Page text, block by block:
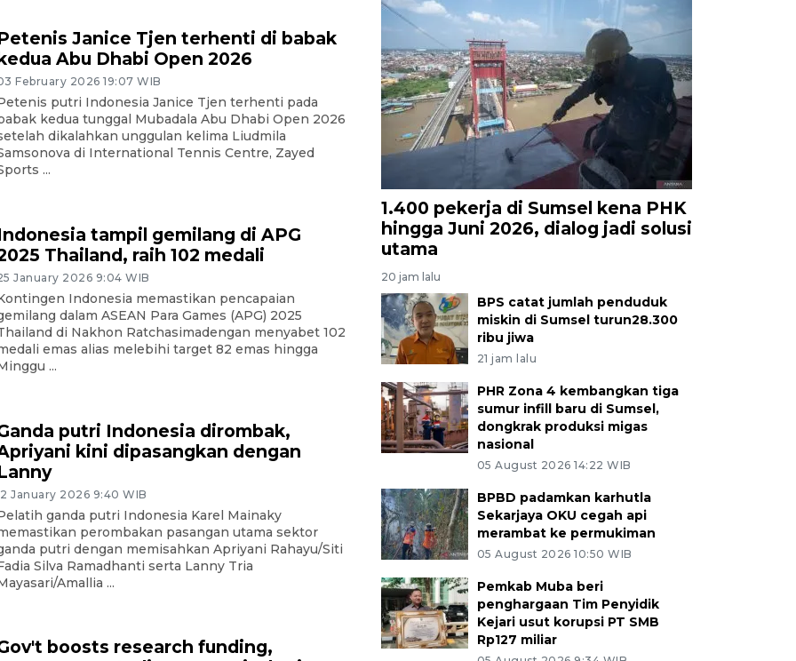
Janice Tjen terhenti di babak
Abu Dhabi Open 2026
February 2026 19:07 WIB
putri Indonesia Janice Tjen terhenti pada
kedua tunggal Mubadala Abu Dhabi Open 2026
dikalahkan unggulan kelima Liudmila
di International Tennis Centre, Zayed
...
tampil gemilang di APG
Thailand, raih 102 medali
January 2026 9:04 WIB
Indonesia memastikan pencapaian
dalam ASEAN Para Games (APG) 2025
di Nakhon Ratchasimadengan menyabet 102
emas alias melebihi target 82 emas hingga
...
putri Indonesia dirombak,
kini dipasangkan dengan
January 2026 9:40 WIB
ganda putri Indonesia Karel Mainaky
perombakan pasangan utama sektor
putri dengan memisahkan Apriyani Rahayu/Siti
Silva Ramadhanti serta Lanny Tria
Amallia ...
boosts research funding,
1.400 pekerja di Sumsel kena PHK
hingga Juni 2026, dialog jadi solusi
utama
20 jam lalu
BPS catat jumlah penduduk
miskin di Sumsel turun28.300
ribu jiwa
21 jam lalu
PHR Zona 4 kembangkan tiga
sumur infill baru di Sumsel,
dongkrak produksi migas
nasional
05 August 2026 14:22 WIB
BPBD padamkan karhutla
Sekarjaya OKU cegah api
merambat ke permukiman
05 August 2026 10:50 WIB
Pemkab Muba beri
penghargaan Tim Penyidik
Kejari usut korupsi PT SMB
Rp127 miliar